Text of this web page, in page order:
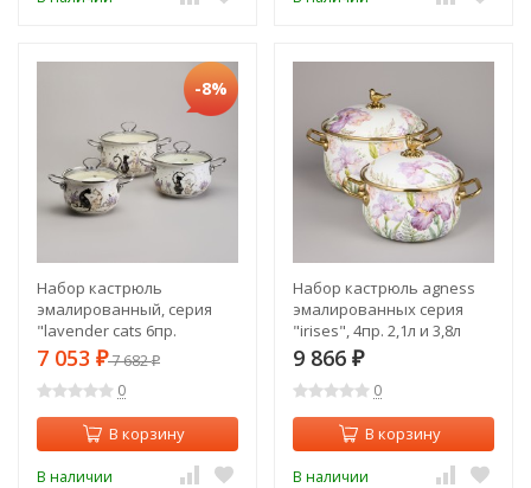
-8%
Набор кастрюль
эмалированный, серия
"lavender cats 6пр.
2,0/2,8/3,8л диа.18/20/22см
Agness (943-107)
7 053 ₽7 682₽
0
В корзину
В наличии
Набор кастрюль agness
эмалированных серия
"irises", 4пр. 2,1л и 3,8л
Agness (950-603)
9 866 ₽
0
В корзину
В наличии